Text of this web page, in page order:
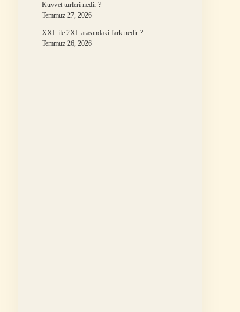
Kuvvet turleri nedir ?
Temmuz 27, 2026
XXL ile 2XL arasındaki fark nedir ?
Temmuz 26, 2026